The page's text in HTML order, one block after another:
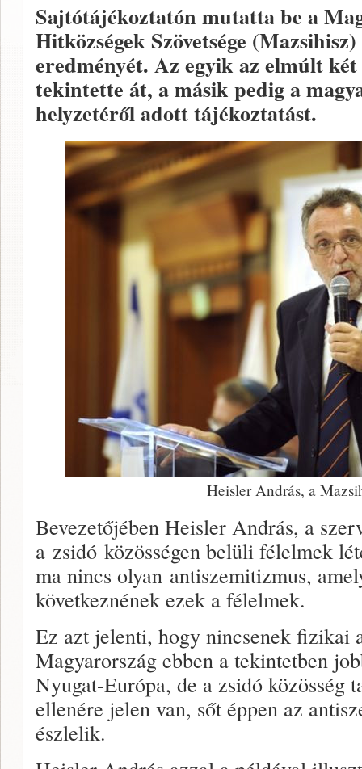
Sajtótájékoztatón mutatta be a
Hitközségek Szövetsége
eredményét. Az egyik az elmúlt
tekintette át, a másik pedig a
helyzetéről adott tájékoztatást.
Heisler András, a
Bevezetőjében Heisler András, a
a zsidó közösségen belüli félelmek
ma nincs olyan antiszemitizmus,
következnének ezek a félelmek.
Ez azt jelenti, hogy nincsenek fizikai
Magyarország ebben a tekintetben
Nyugat-Európa, de a zsidó közösség
ellenére jelen van, sőt éppen az
észlelik.